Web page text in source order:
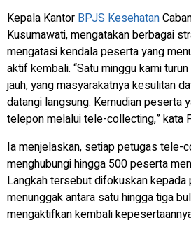
Kepala Kantor BPJS Kesehatan
Kusumawati, mengatakan berbagai
mengatasi kendala peserta yang
aktif kembali. “Satu minggu kami
jauh, yang masyarakatnya kesulitan
datangi langsung. Kemudian peserta
telepon melalui tele-collecting,” kata
Ia menjelaskan, setiap petugas tele-
menghubungi hingga 500 peserta
Langkah tersebut difokuskan kepada
menunggak antara satu hingga tiga
mengaktifkan kembali